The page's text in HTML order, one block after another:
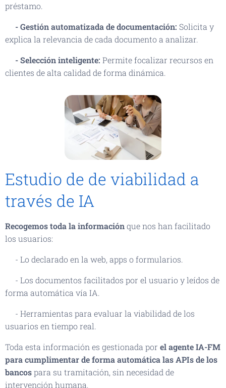
préstamo.
- Gestión automatizada de documentación: Solicita y
explica la relevancia de cada documento a analizar.
- Selección inteligente: Permite focalizar recursos en
clientes de alta calidad de forma dinámica.
Estudio de de viabilidad a
través de IA
Recogemos toda la informaciónque nos han facilitado
los usuarios:
- Lo declarado en la web, apps o formularios.
- Los documentos facilitados por el usuario y leídos de
forma automática vía IA.
- Herramientas para evaluar la viabilidad de los
usuarios en tiempo real.
Toda esta información es gestionada por el agente IA-FM
para cumplimentar de forma automática las APIs de los
bancospara su tramitación, sin necesidad de
intervención humana.